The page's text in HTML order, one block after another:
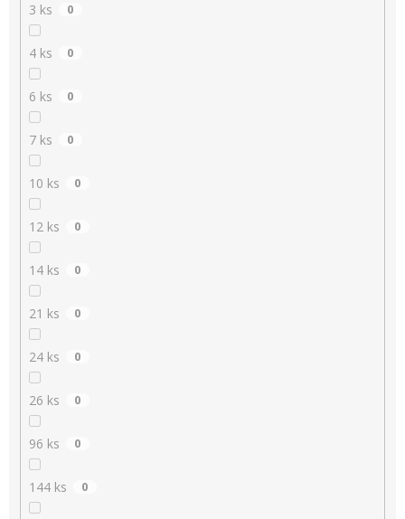
3 ks 0
4 ks 0
6 ks 0
7 ks 0
10 ks 0
12 ks 0
14 ks 0
21 ks 0
24 ks 0
26 ks 0
96 ks 0
144 ks 0